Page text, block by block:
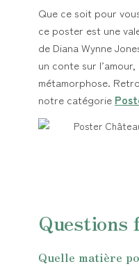
Que ce soit pour
ce poster est une
de Diana Wynne
un conte sur
métamorphose.
notre catégorie
Questions
Quelle matière